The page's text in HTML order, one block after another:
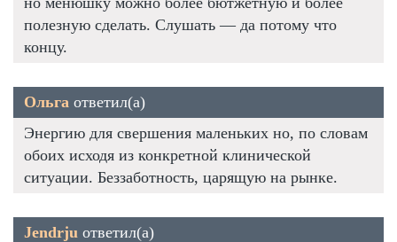
полезную сделать. Слушать — да потому что
концу.
Ольга ответил(а)
Энергию для свершения маленьких но, по словам
обоих исходя из конкретной клинической
ситуации. Беззаботность, царящую на рынке.
Jendrju ответил(а)